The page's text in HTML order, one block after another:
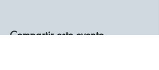
Compartir este evento